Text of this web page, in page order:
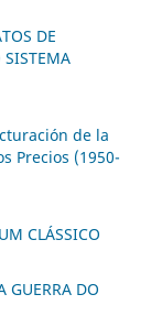
DE
SISTEMA
de la
Precios (1950-
CLÁSSICO
GUERRA DO